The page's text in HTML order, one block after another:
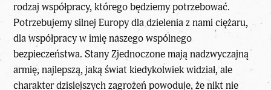
rodzaj współpracy, którego będziemy potrzebować.
Potrzebujemy silnej Europy dla dzielenia z nami ciężaru,
dla współpracy w imię naszego wspólnego
bezpieczeństwa. Stany Zjednoczone mają nadzwyczajną
armię, najlepszą, jaką świat kiedykolwiek widział, ale
charakter dzisiejszych zagrożeń powoduje, że nikt nie